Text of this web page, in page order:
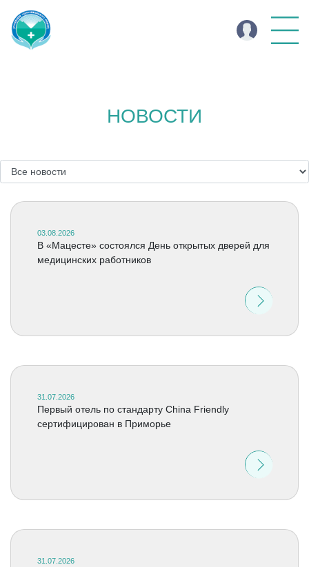
НОВОСТИ
03.08.2026
В «Мацесте» состоялся День открытых дверей для
медицинских работников
31.07.2026
Первый отель по стандарту China Friendly
сертифицирован в Приморье
31.07.2026